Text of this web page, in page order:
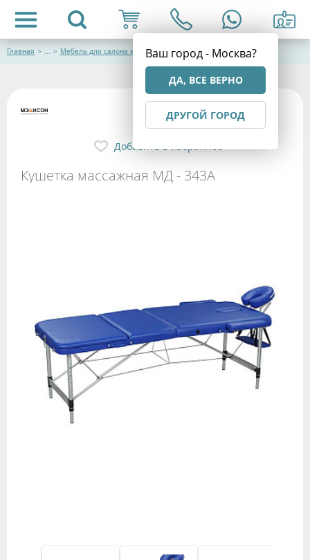
Ваш город - Москва?
ДА, ВСЕ ВЕРНО
ДРУГОЙ ГОРОД
Главная > ... > Мебель для салона красоты
Кушетка массажная МД - 343А
Добавить в избранное